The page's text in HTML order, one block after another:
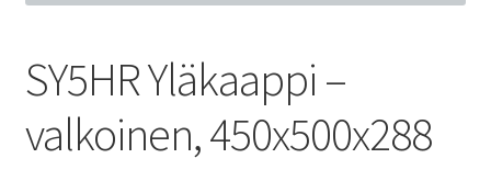
SY5HR Yläkaappi –
valkoinen, 450x500x288